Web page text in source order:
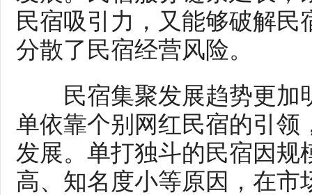
民宿吸引力，又能够破解
分散了民宿经营风险。
民宿集聚发展趋势更加
单依靠个别网红民宿的引领
发展。单打独斗的民宿因规
高、知名度小等原因，在